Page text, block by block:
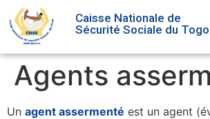
Caisse Nationale de
Sécurité Sociale du Togo
Agents
Un agent assermenté est un agent